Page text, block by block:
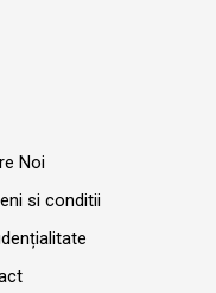
Noi
si conditii